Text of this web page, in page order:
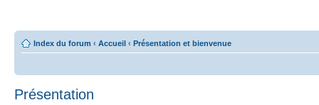
Index du forum ‹ Accueil ‹ Présentation et bienvenue
Présentation